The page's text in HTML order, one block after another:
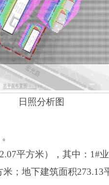
日照分析图
平方米），其中：1#
；地下建筑面积273.13